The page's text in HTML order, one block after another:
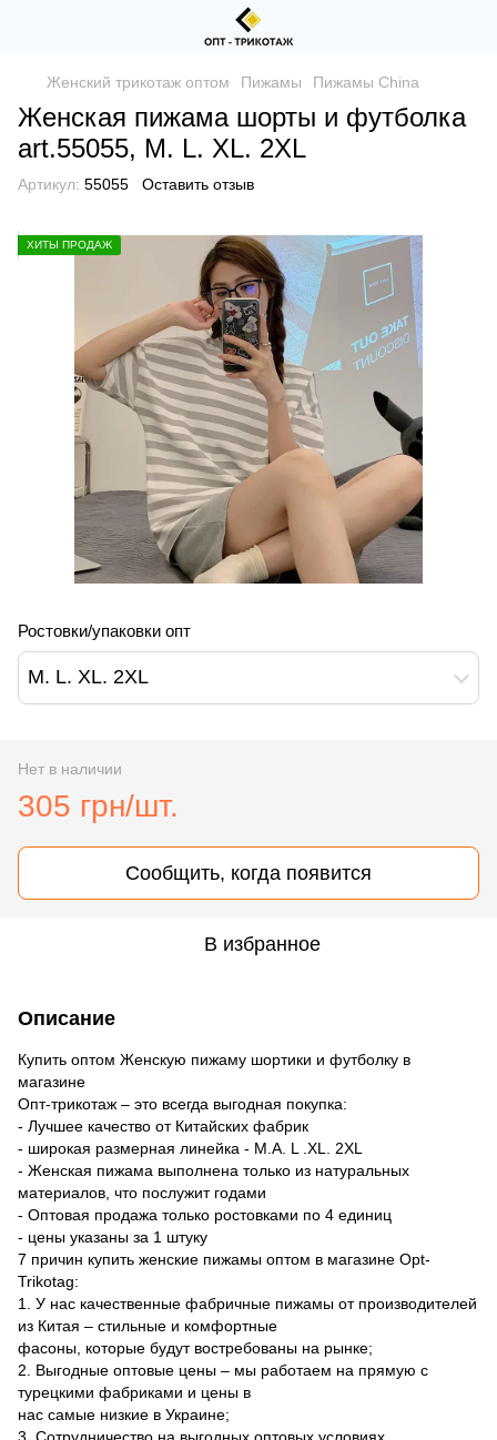
Женский трикотаж оптом Пижамы Пижамы China
Женская пижама шорты и футболка
art.55055, M. L. XL. 2XL
Артикул: 55055 Оставить отзыв
ХИТЫ ПРОДАЖ
Ростовки/упаковки опт
M. L. XL. 2XL
Нет в наличии
305 грн/шт.
Сообщить, когда появится
В избранное
Описание
Купить оптом Женскую пижаму шортики и футболку в
магазине
Опт-трикотаж – это всегда выгодная покупка:
- Лучшее качество от Китайских фабрик
- широкая размерная линейка - М.А. L .XL. 2XL
- Женская пижама выполнена только из натуральных
материалов, что послужит годами
- Оптовая продажа только ростовками по 4 единиц
- цены указаны за 1 штуку
7 причин купить женские пижамы оптом в магазине Opt-
Trikotag:
1. У нас качественные фабричные пижамы от производителей
из Китая – стильные и комфортные
фасоны, которые будут востребованы на рынке;
2. Выгодные оптовые цены – мы работаем на прямую с
турецкими фабриками и цены в
нас самые низкие в Украине;
3. Сотрудничество на выгодных оптовых условиях,